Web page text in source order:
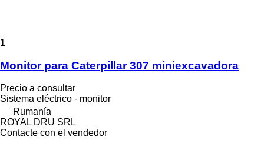
1
Monitor para Caterpillar 307 miniexcavadora
Precio a consultar
Sistema eléctrico - monitor
Rumanía
ROYAL DRU SRL
Contacte con el vendedor